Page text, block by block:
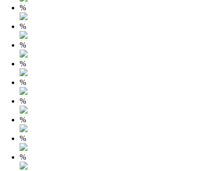
%
%
%
%
%
%
%
%
%